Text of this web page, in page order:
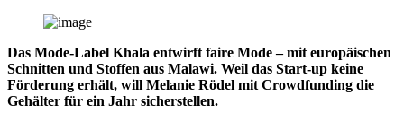
Das Mode-Label Khala entwirft faire Mode – mit europäischen
Schnitten und Stoffen aus Malawi. Weil das Start-up keine
Förderung erhält, will Melanie Rödel mit Crowdfunding die
Gehälter für ein Jahr sicherstellen.